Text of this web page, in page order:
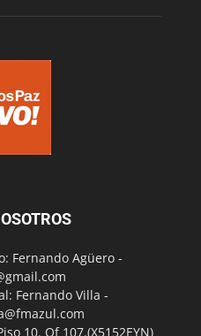
Fernando Agüero -
Fernando Villa -
10. Of 107.(X5152EYN)